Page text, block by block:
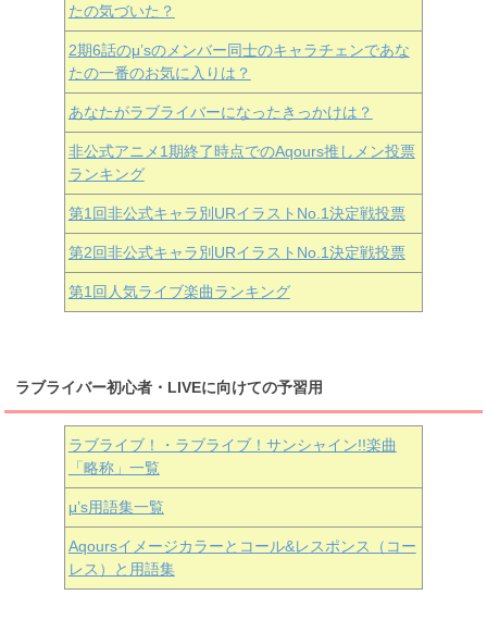
たの気づいた？
2期6話のμ’sのメンバー同士のキャラチェンであな
たの一番のお気に入りは？
あなたがラブライバーになったきっかけは？
非公式アニメ1期終了時点でのAqours推しメン投票
ランキング
第1回非公式キャラ別URイラストNo.1決定戦投票
第2回非公式キャラ別URイラストNo.1決定戦投票
第1回人気ライブ楽曲ランキング
ラブライバー初心者・LIVEに向けての予習用
ラブライブ！・ラブライブ！サンシャイン!!楽曲
「略称」一覧
μ’s用語集一覧
Aqoursイメージカラーとコール&レスポンス（コー
レス）と用語集